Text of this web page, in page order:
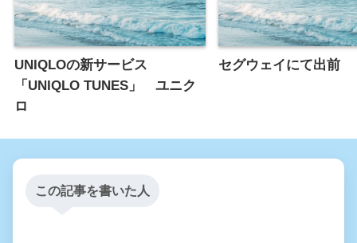
UNIQLOの新サービス
「UNIQLO TUNES」 ユニク
ロ
セグウェイにて出前
この記事を書いた人